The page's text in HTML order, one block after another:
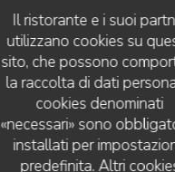
Il ristorante e i suoi
utilizzano cookies su
sito, che possono
la raccolta di dati
cookies denominati
«necessari» sono
installati per
predefinita. Altri